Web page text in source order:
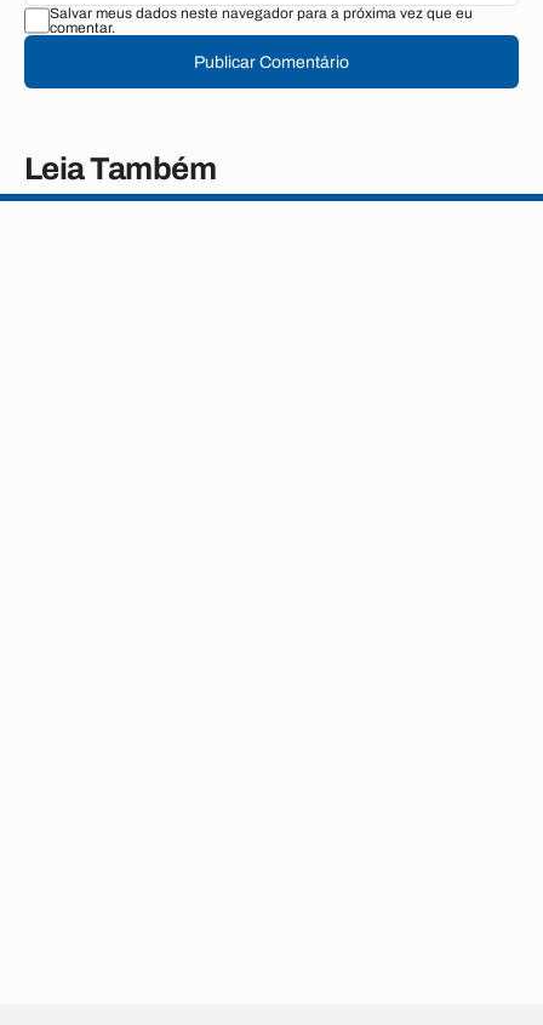
Salvar meus dados neste navegador para a próxima vez que eu
comentar.
Publicar Comentário
Leia Também